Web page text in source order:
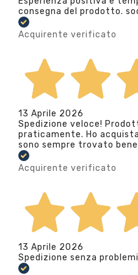
consegna del prodotto.
Acquirente verificato
13 Aprile 2026
Spedizione veloce!
praticamente. Ho
sono sempre trovato
Acquirente verificato
13 Aprile 2026
Spedizione senza